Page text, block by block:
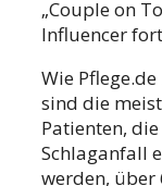
„Couple on
Influencer
Wie
sind die
Patienten,
Schlaganfall
werden, über